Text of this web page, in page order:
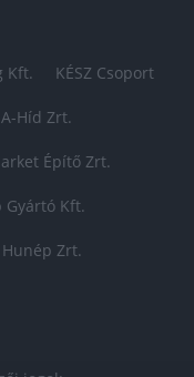
Kft. KÉSZ Csoport
A-Híd Zrt.
Építő Zrt.
Gyártó Kft.
Hunép Zrt.